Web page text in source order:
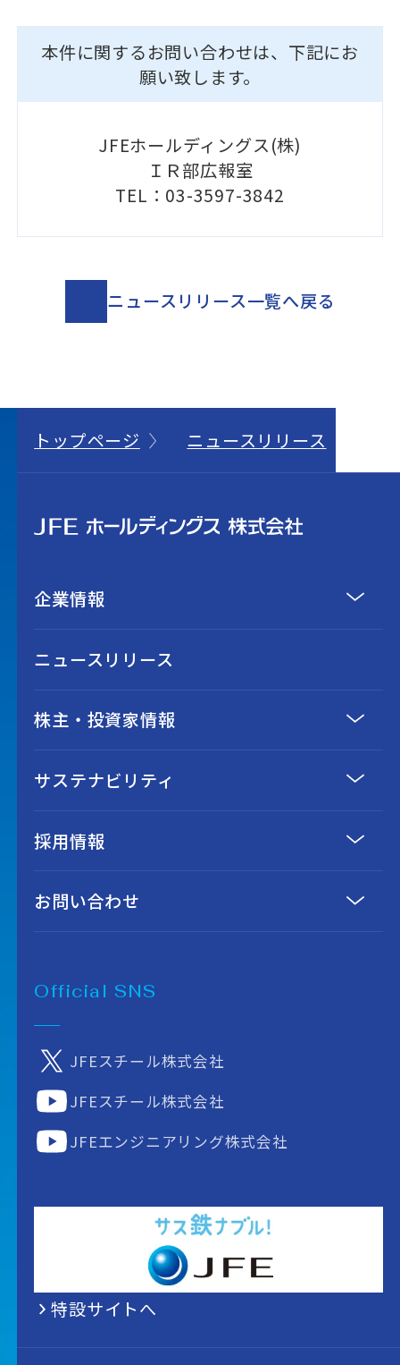
本件に関するお問い合わせは、下記にお
願い致します。
JFEホールディングス(株)
ＩＲ部広報室
TEL：03-3597-3842
ニュースリリース一覧へ戻る
トップページ ニュースリリース
企業情報
ニュースリリース
株主・投資家情報
サステナビリティ
採用情報
お問い合わせ
Official SNS
JFEスチール株式会社
JFEスチール株式会社
JFEエンジニアリング株式会社
特設サイトへ